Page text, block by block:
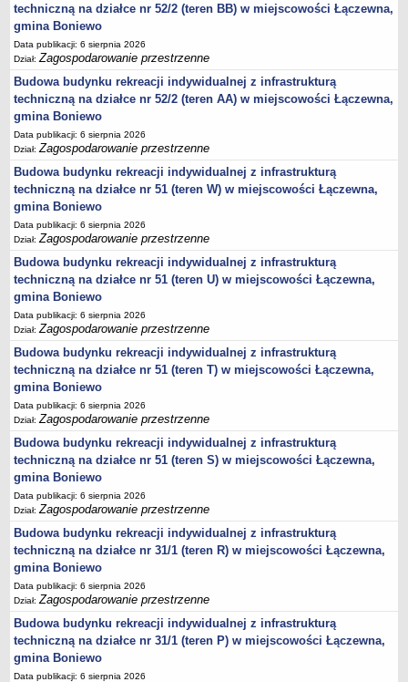
PRAWO LOKALNE
Statut
Uchwały
Projekty uchwał
Zarządzenia
Protokoły
Opłaty i podatki
Zagospodarowanie przestrzenne
Obwieszczenia,Zawiadomienia, sprawozdania ochrony środowiska
Decyzje o środowiskowych uwarunkowaniach
REWITALIZACJA GMINY BONIEWO
PPWOW
Aktualności
Podręcznik PPWOW
Plan działania
Strategia Rozwiązywania Problemów Społecznych
Lista osób kluczowych
Lista aktywności społecznych
Lista lokalnych liderów
Podmioty uprawnione do świadczenia usług integracji społecznej
Podmioty realizujące usługi integracji społecznej w 2009
Wykaz usług społecznych
Plan utrwalania rezultatów
FUNDUSZ WSPARCIA
MIENIE KOMUNALNE
2006
2007
2008
2010
techniczną na działce nr 52/2 (teren BB) w miejscowości Łączewna,
gmina Boniewo
Data publikacji: 6 sierpnia 2026
Dział:Zagospodarowanie przestrzenne
Budowa budynku rekreacji indywidualnej z infrastrukturą
techniczną na działce nr 52/2 (teren AA) w miejscowości Łączewna,
gmina Boniewo
Data publikacji: 6 sierpnia 2026
Dział:Zagospodarowanie przestrzenne
Budowa budynku rekreacji indywidualnej z infrastrukturą
techniczną na działce nr 51 (teren W) w miejscowości Łączewna,
gmina Boniewo
Data publikacji: 6 sierpnia 2026
Dział:Zagospodarowanie przestrzenne
Budowa budynku rekreacji indywidualnej z infrastrukturą
techniczną na działce nr 51 (teren U) w miejscowości Łączewna,
gmina Boniewo
Data publikacji: 6 sierpnia 2026
Dział:Zagospodarowanie przestrzenne
Budowa budynku rekreacji indywidualnej z infrastrukturą
techniczną na działce nr 51 (teren T) w miejscowości Łączewna,
gmina Boniewo
Data publikacji: 6 sierpnia 2026
Dział:Zagospodarowanie przestrzenne
Budowa budynku rekreacji indywidualnej z infrastrukturą
techniczną na działce nr 51 (teren S) w miejscowości Łączewna,
gmina Boniewo
Data publikacji: 6 sierpnia 2026
Dział:Zagospodarowanie przestrzenne
Budowa budynku rekreacji indywidualnej z infrastrukturą
techniczną na działce nr 31/1 (teren R) w miejscowości Łączewna,
gmina Boniewo
Data publikacji: 6 sierpnia 2026
Dział:Zagospodarowanie przestrzenne
Budowa budynku rekreacji indywidualnej z infrastrukturą
techniczną na działce nr 31/1 (teren P) w miejscowości Łączewna,
gmina Boniewo
Data publikacji: 6 sierpnia 2026